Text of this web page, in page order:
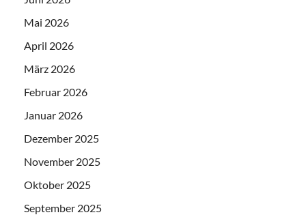
Mai 2026
April 2026
März 2026
Februar 2026
Januar 2026
Dezember 2025
November 2025
Oktober 2025
September 2025